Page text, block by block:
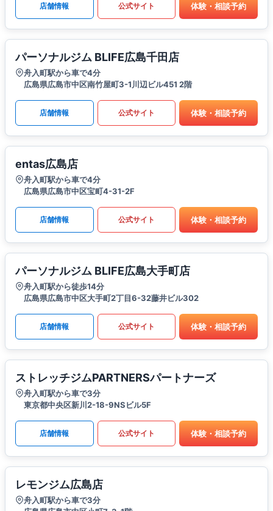
店舗情報 公式サイト 体験・相談予約
パーソナルジム BLIFE広島千田店
舟入町駅から車で4分
広島県広島市中区南竹屋町3-1川辺ビル451 2階
店舗情報 公式サイト 体験・相談予約
entas広島店
舟入町駅から車で4分
広島県広島市中区宝町4-31-2F
店舗情報 公式サイト 体験・相談予約
パーソナルジム BLIFE広島大手町店
舟入町駅から徒歩14分
広島県広島市中区大手町2丁目6-32藤井ビル302
店舗情報 公式サイト 体験・相談予約
ストレッチジムPARTNERSパートナーズ
舟入町駅から車で3分
東京都中央区新川2-18-9NSビル5F
店舗情報 公式サイト 体験・相談予約
レモンジム広島店
舟入町駅から車で3分